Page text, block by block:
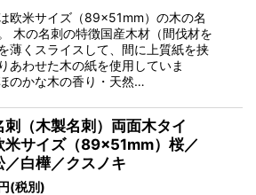
欧米サイズ（89×51mm）の木の名
木の名刺の特徴国産木材（間伐材を
薄くスライスして、間に上質紙を挟
あわせた木の紙を使用していま
のかな木の香り・天然…
刺（木製名刺）両面木タイ
サイズ（89×51mm）桜／
／白樺／クスノキ
(税別)